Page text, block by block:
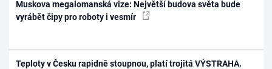
Muskova megalomanská vize: Největší budova světa bude
vyrábět čipy pro roboty i vesmír
Teploty v Česku rapidně stoupnou, platí trojitá VÝSTRAHA.